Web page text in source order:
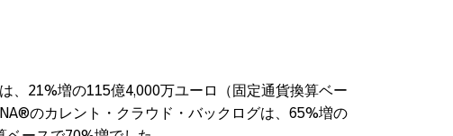
、21%増の115億4,000万ユーロ（固定通貨換算ベー
のカレント・クラウド・バックログは、65%増の